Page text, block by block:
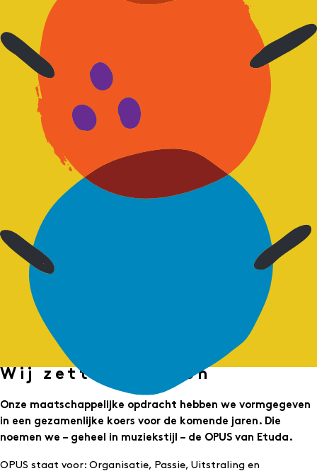
Wij zetten de toon
Onze maatschappelijke opdracht hebben we vormgegeven
in een gezamenlijke koers voor de komende jaren. Die
noemen we – geheel in muziekstijl – de OPUS van Etuda.
OPUS staat voor: Organisatie, Passie, Uitstraling en